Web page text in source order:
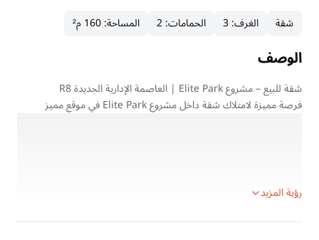
شقة الغرف:
3 الحمامات:
2 المساحة:160 م²
الوصف
شقة للبيع – مشروع Elite Park | العاصمة الإدارية الجديدة R8
فرصة مميزة لامتلاك شقة داخل مشروع Elite Park في موقع مميز
رؤية المزيد